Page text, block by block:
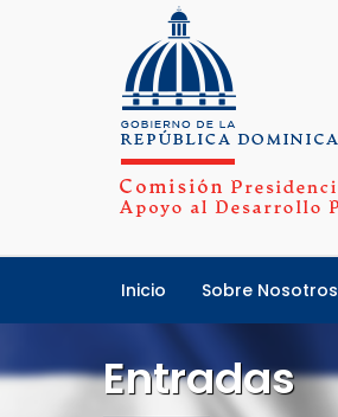
Inicio Sobre Nosotros
Entradas